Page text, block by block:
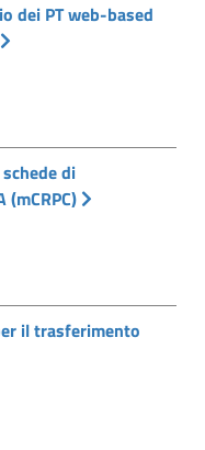
dei PT web-based
di
il trasferimento